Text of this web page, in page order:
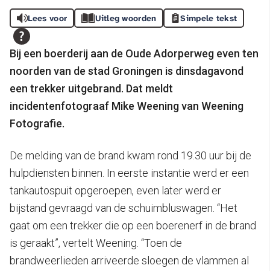
Lees voor Uitleg woorden Simpele tekst
Bij een boerderij aan de Oude Adorperweg even ten
noorden van de stad Groningen is dinsdagavond
een trekker uitgebrand. Dat meldt
incidentenfotograaf Mike Weening van Weening
Fotografie.
De melding van de brand kwam rond 19.30 uur bij de
hulpdiensten binnen. In eerste instantie werd er een
tankautospuit opgeroepen, even later werd er
bijstand gevraagd van de schuimbluswagen. “Het
gaat om een trekker die op een boerenerf in de brand
is geraakt”, vertelt Weening. “Toen de
brandweerlieden arriveerde sloegen de vlammen al